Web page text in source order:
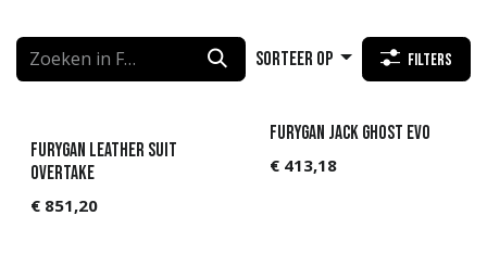
Sorteer op Filters
Furygan Leather suit
Overtake
€ 851,20
Furygan JACK GHOST EVO
€ 413,18